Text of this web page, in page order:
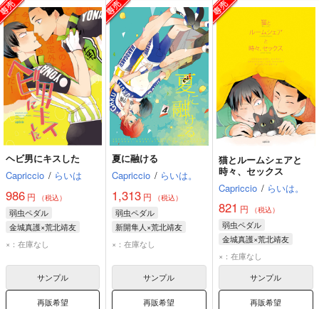
ヘビ男にキスした
Capriccio / らいは
986 円 （税込）
弱虫ペダル
金城真護×荒北靖友
荒北靖友
×：在庫なし
サンプル
再販希望
夏に融ける
Capriccio / らいは。
1,313 円 （税込）
弱虫ペダル
新開隼人×荒北靖友
荒北靖友
×：在庫なし
サンプル
再販希望
猫とルームシェアと
時々、セックス
Capriccio / らいは。
821 円 （税込）
弱虫ペダル
金城真護×荒北靖友
金城真護
×：在庫なし
サンプル
再販希望